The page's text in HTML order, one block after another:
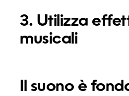
3. Utilizza
musicali
Il suono è